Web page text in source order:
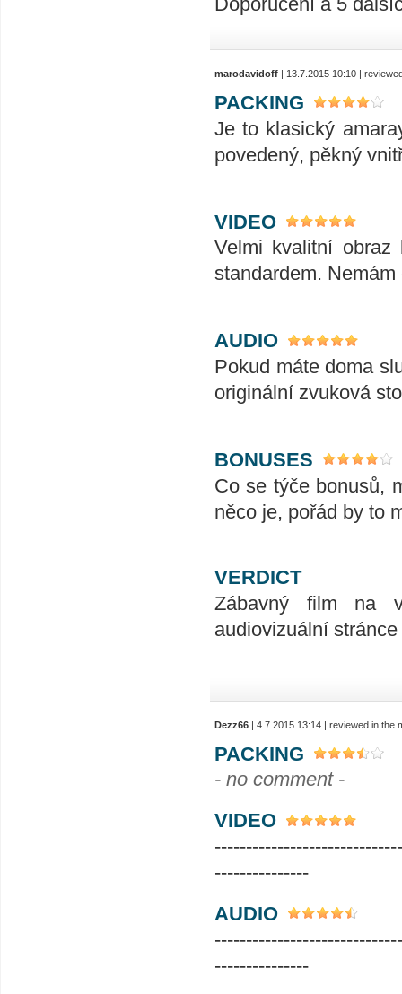
marodavidoff | 13.7.2015 10:10 |
PACKING
Je to klasický
povedený, pěkný
VIDEO
Velmi kvalitní
standardem.
AUDIO
Pokud máte doma
originální zvuková
BONUSES
Co se týče bonusů,
něco je, pořád by to
VERDICT
Zábavný film na
audiovizuální
Dezz66 | 4.7.2015 13:14 | reviewed in the
PACKING
- no comment -
VIDEO
---------------
AUDIO
---------------